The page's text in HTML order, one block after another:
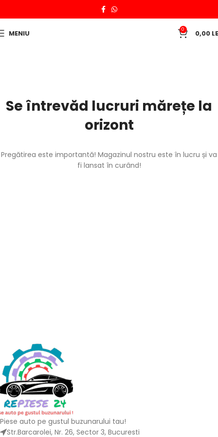
MENIU 0 0,00
Se întrevăd lucruri mărețe la
orizont
Pregătirea este importantă! Magazinul nostru este în lucru și va
fi lansat în curând!
Piese auto pe gustul buzunarului tau!
Str.Barcarolei, Nr. 26, Sector 3, Bucuresti